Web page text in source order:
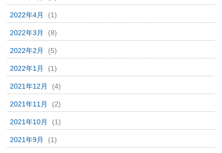
2022年4月 (1)
2022年3月 (8)
2022年2月 (5)
2022年1月 (1)
2021年12月 (4)
2021年11月 (2)
2021年10月 (1)
2021年9月 (1)